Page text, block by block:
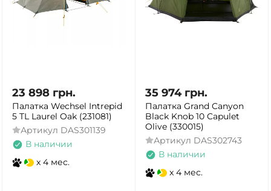
23 898 грн.
Палатка Wechsel Intrepid
5 TL Laurel Oak (231081)
Артикул DAS301139
В наличии
x 4 мес.
35 974 грн.
Палатка Grand Canyon
Black Knob 10 Capulet
Olive (330015)
Артикул DAS302743
В наличии
x 4 мес.